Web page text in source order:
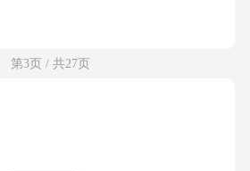
第3页 / 共27页